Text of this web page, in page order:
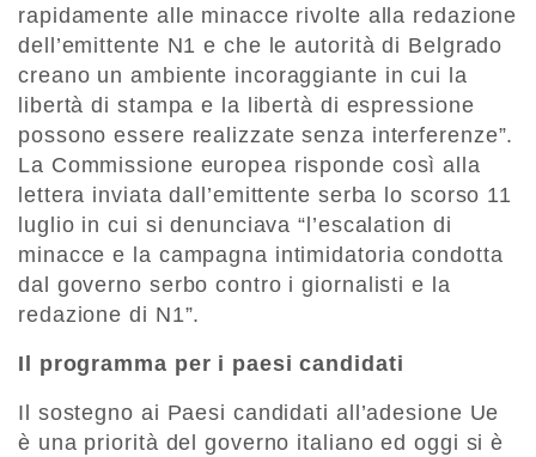
rapidamente alle minacce rivolte alla redazione
dell’emittente N1 e che le autorità di Belgrado
creano un ambiente incoraggiante in cui la
libertà di stampa e la libertà di espressione
possono essere realizzate senza interferenze”.
La Commissione europea risponde così alla
lettera inviata dall’emittente serba lo scorso 11
luglio in cui si denunciava “l’escalation di
minacce e la campagna intimidatoria condotta
dal governo serbo contro i giornalisti e la
redazione di N1”.
Il programma per i paesi candidati
Il sostegno ai Paesi candidati all’adesione Ue
è una priorità del governo italiano ed oggi si è